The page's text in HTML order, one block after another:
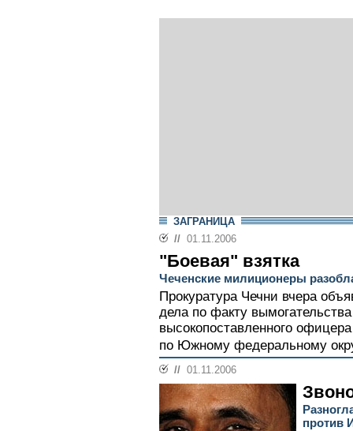
ЗАГРАНИЦА
// 01.11.2006
"Боевая" взятка
Чеченские милиционеры
Прокуратура Чечни вчера
дела по факту
высокопоставленного
по Южному федеральному
// 01.11.2006
против